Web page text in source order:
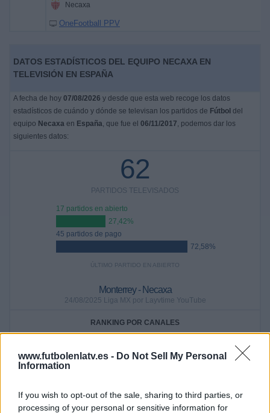
www.futbolenlatv.es - Do Not Sell My Personal
Information
If you wish to opt-out of the sale, sharing to third parties, or
processing of your personal or sensitive information for
Necaxa
OneFootball PPV
DATOS ESTADÍSTICOS DEL EQUIPO NECAXA EN
TELEVISIÓN EN ESPAÑA
A fecha de hoy 07/08/2026 y desde que esta web recoge los datos
estadísticos de cuándo y dónde se televisan los partidos de Fútbol del
equipo Necaxa en España, que fue el 06/11/2017, podemos dar los
siguientes datos:
62
PARTIDOS TELEVISADOS
17 partidos en abierto
27,42%
45 partidos de pago
72,58%
ÚLTIMO PARTIDO EN ABIERTO
Monterrey - Necaxa
24/08/2025 Liga MX por Layvtime YouTube
RANKING POR CANALES
Fanatiz
14 (22,58%)
Apple TV
3 (4,84%)